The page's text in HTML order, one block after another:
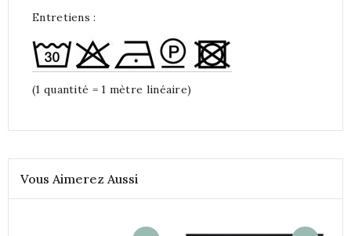
Entretiens :
(1 quantité = 1 mètre linéaire)
Vous Aimerez Aussi